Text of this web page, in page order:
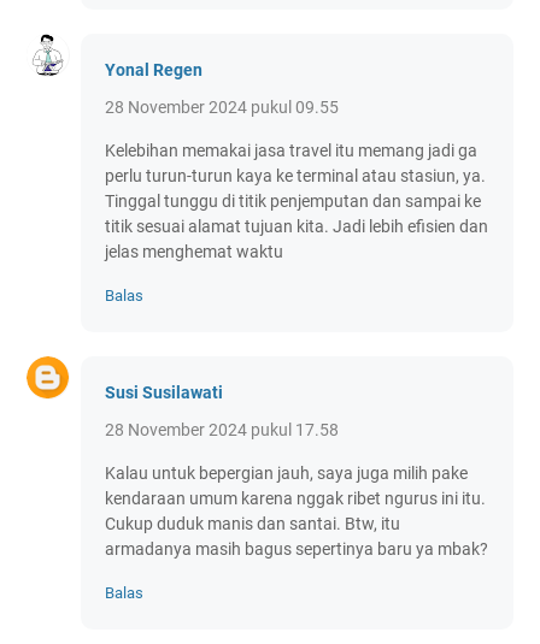
Yonal Regen
28 November 2024 pukul 09.55
Kelebihan memakai jasa travel itu memang jadi ga
perlu turun-turun kaya ke terminal atau stasiun, ya.
Tinggal tunggu di titik penjemputan dan sampai ke
titik sesuai alamat tujuan kita. Jadi lebih efisien dan
jelas menghemat waktu
Balas
Susi Susilawati
28 November 2024 pukul 17.58
Kalau untuk bepergian jauh, saya juga milih pake
kendaraan umum karena nggak ribet ngurus ini itu.
Cukup duduk manis dan santai. Btw, itu
armadanya masih bagus sepertinya baru ya mbak?
Balas